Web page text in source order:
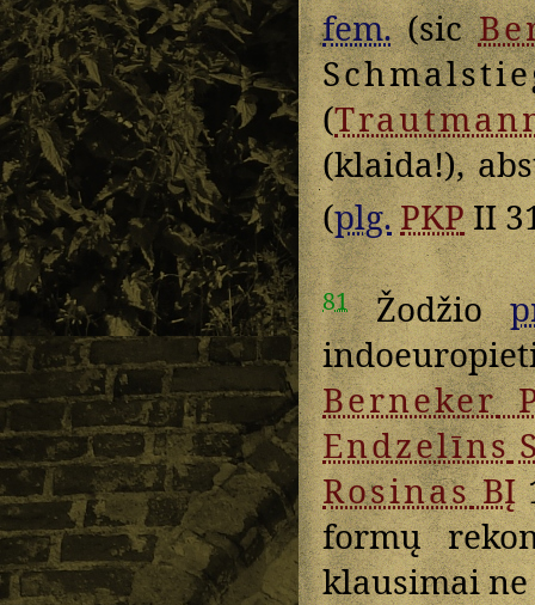
fem.(sic
(
(klaida!),
(plg.PKPII
81Žodžio
Berneker
Endzelīns
RosinasBĮ
formų
klausimai